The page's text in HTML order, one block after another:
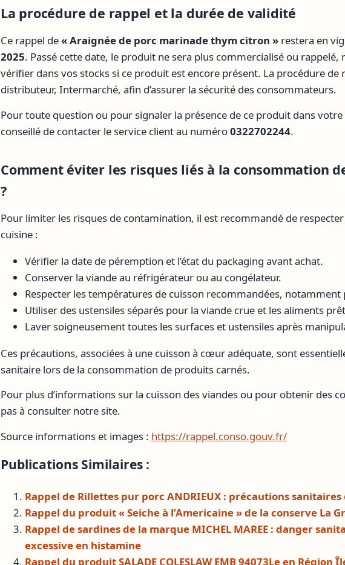
La procédure de rappel et la durée de validité
Ce rappel de« Araignée de porc marinade thym citron » restera en
2025. Passé cette date, le produit ne sera plus commercialisé ou
vérifier dans vos stocks si ce produit est encore présent. La procédure de
distributeur, Intermarché, afin d’assurer la sécurité des consommateurs.
Pour toute question ou pour signaler la présence de ce produit dans
conseillé de contacter le service client au numéro0322702244.
Comment éviter les risques liés à la consommation
?
Pour limiter les risques de contamination, il est recommandé de
cuisine :
Vérifier la date de péremption et l’état du packaging avant achat.
Conserver la viande au réfrigérateur ou au congélateur.
Respecter les températures de cuisson recommandées, notamment
Utiliser des ustensiles séparés pour la viande crue et les aliments
Laver soigneusement toutes les surfaces et ustensiles après
Ces précautions, associées à une cuisson à cœur adéquate, sont
sanitaire lors de la consommation de produits carnés.
Pour plus d’informations sur la cuisson des viandes ou pour obtenir des
pas à consulter notre site.
Source informations et images : https://rappel.conso.gouv.fr/
Publications Similaires :
Rappel de Rillettes pur porc ANDRIEUX : précautions sanitaires
Rappel du produit « Seiche à l’Americaine » de la conserve La
Rappel de sardines de la marque MICHEL MAREE : danger
excessive en histamine
Rappel du produit SALADE COLESLAW EMB 94073Le en